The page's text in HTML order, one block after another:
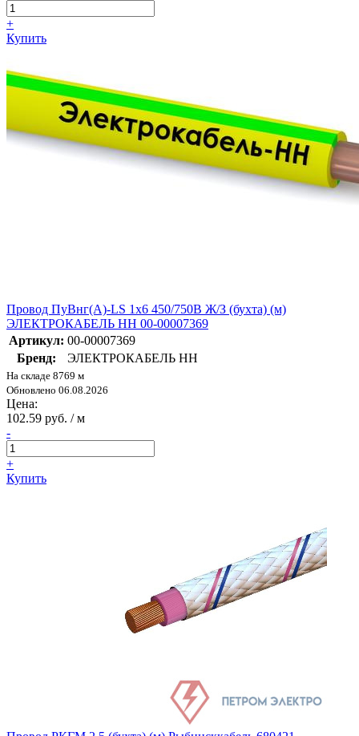
+
Купить
Провод ПуВнг(А)-LS 1х6 450/750В Ж/З (бухта) (м)
ЭЛЕКТРОКАБЕЛЬ НН 00-00007369
Артикул: 00-00007369
Бренд:
ЭЛЕКТРОКАБЕЛЬ НН
На складе 8769 м
Обновлено 06.08.2026
Цена:
102.59 руб. / м
-
+
Купить